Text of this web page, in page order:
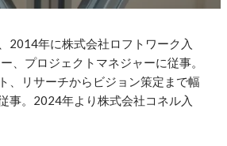
2014年に株式会社ロフトワーク入
、プロジェクトマネジャーに従事。
、リサーチからビジョン策定まで幅
事。2024年より株式会社コネル入